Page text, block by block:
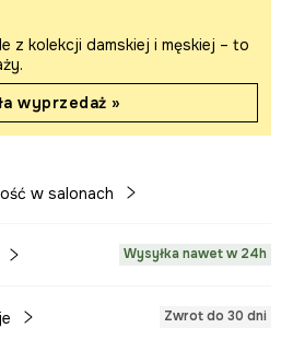
z kolekcji damskiej i męskiej – to
wyprzedaż »
w salonach
Wysyłka nawet w 24h
Zwrot do 30 dni